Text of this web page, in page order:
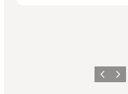
ZurückWeiter